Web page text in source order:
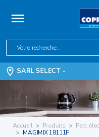
SARL SELECT -
Accueil Produits Petit
MAGIMIX 18111F